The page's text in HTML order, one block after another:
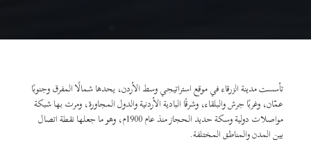
تأسست مدينة الزرقاء في موقع استراتيجي وسط الأردن، يحدها شمالًا المفرق وجنوبًا
عمّان، وغربًا جرش والبلقاء، وشرقًا البادية الأردنية والدول المجاورة، ومرت بها شبكة
مواصلات دولية وسكة حديد الحجاز منذ عام 1900م، وهو ما جعلها نقطة اتصال
بين المدن والمناطق المختلفة.